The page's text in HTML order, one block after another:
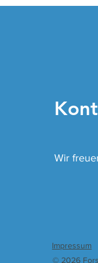
Wir
Impressum
© 2026